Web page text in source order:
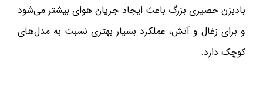
بادبزن حصیری بزرگ باعث ایجاد جریان هوای بیشتر می‌شود
و برای زغال و آتش، عملکرد بسیار بهتری نسبت به مدل‌های
کوچک دارد.